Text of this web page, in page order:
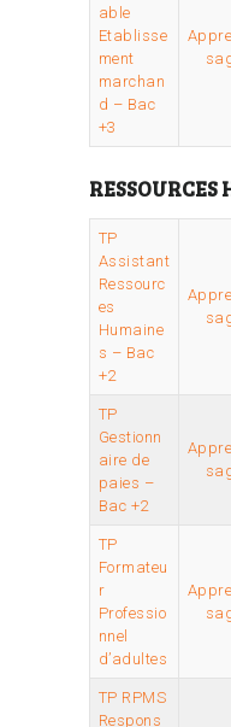
able
Etablisse
ment
marchan
d – Bac
+3
TP
Assistant
Ressourc
es
Humaine
s – Bac
+2
TP
Gestionn
aire de
paies –
Bac +2
TP
Formateu
r
Professio
nnel
d’adultes
TP RPMS
Respons